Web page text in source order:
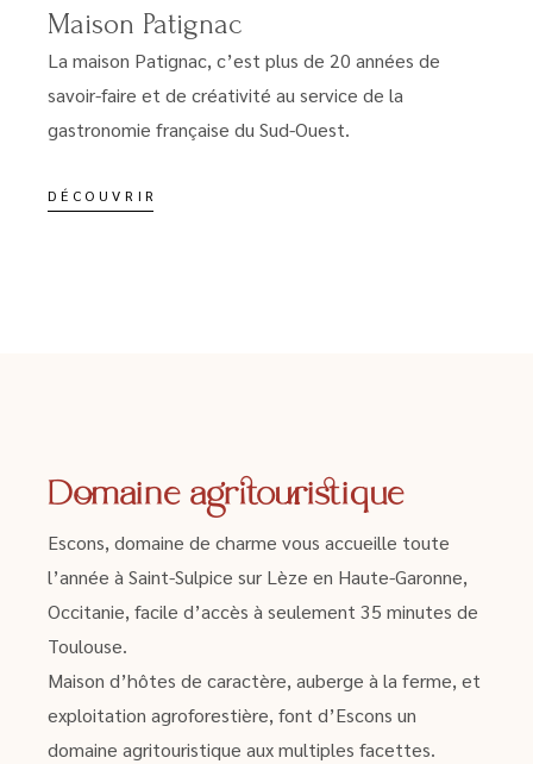
Maison Patignac
La maison Patignac, c’est plus de 20 années de
savoir-faire et de créativité au service de la
gastronomie française du Sud-Ouest.
DÉCOUVRIR
Domaine agritouristique
Escons, domaine de charme vous accueille toute
l’année à Saint-Sulpice sur Lèze en Haute-Garonne,
Occitanie, facile d’accès à seulement 35 minutes de
Toulouse.
Maison d’hôtes de caractère, auberge à la ferme, et
exploitation agroforestière, font d’Escons un
domaine agritouristique aux multiples facettes.